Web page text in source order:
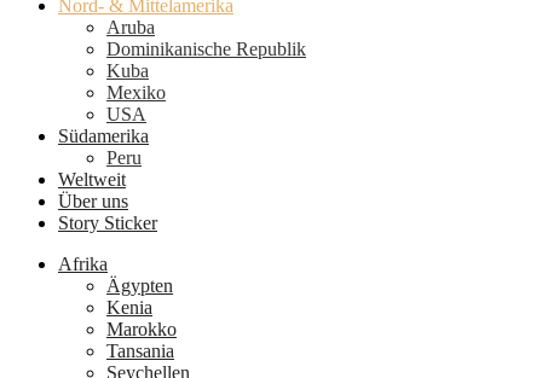
Nord- & Mittelamerika
Aruba
Dominikanische Republik
Kuba
Mexiko
USA
Südamerika
Peru
Weltweit
Über uns
Story Sticker
Afrika
Ägypten
Kenia
Marokko
Tansania
Seychellen